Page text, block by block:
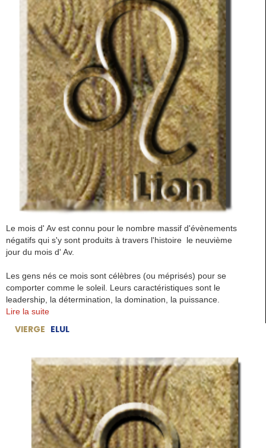
Le mois d' Av est connu pour le nombre massif d'évènements
négatifs qui s'y sont produits à travers l'histoire le neuvième
jour du mois d' Av.
Les gens nés ce mois sont célèbres (ou méprisés) pour se
comporter comme le soleil. Leurs caractéristiques sont le
leadership, la détermination, la domination, la puissance.
Lire la suite
VIERGE ELUL